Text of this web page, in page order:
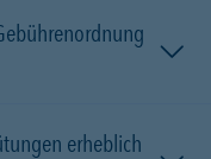
erheblich